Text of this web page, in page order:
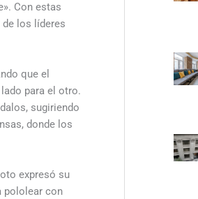
Con estas
los líderes
que el
para el otro.
sugiriendo
donde los
expresó su
pololear con